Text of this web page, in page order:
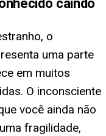
o
uma parte
em muitos
O inconsciente
você ainda não
fragilidade,